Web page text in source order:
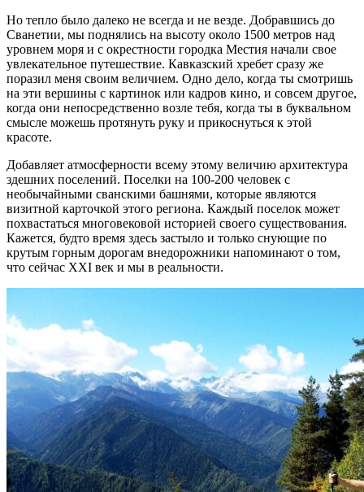
Но тепло было далеко не всегда и не везде. Добравшись до
Сванетии, мы поднялись на высоту около 1500 метров над
уровнем моря и с окрестности городка Местия начали свое
увлекательное путешествие. Кавказский хребет сразу же
поразил меня своим величием. Одно дело, когда ты смотришь
на эти вершины с картинок или кадров кино, и совсем другое,
когда они непосредственно возле тебя, когда ты в буквальном
смысле можешь протянуть руку и прикоснуться к этой
красоте.
Добавляет атмосферности всему этому величию архитектура
здешних поселений. Поселки на 100-200 человек с
необычайными сванскими башнями, которые являются
визитной карточкой этого региона. Каждый поселок может
похвастаться многовековой историей своего существования.
Кажется, будто время здесь застыло и только снующие по
крутым горным дорогам внедорожники напоминают о том,
что сейчас XXI век и мы в реальности.